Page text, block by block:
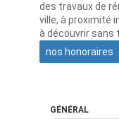
des travaux de
ville, à proximité
à découvrir sans
nos honoraires
GÉNÉRAL